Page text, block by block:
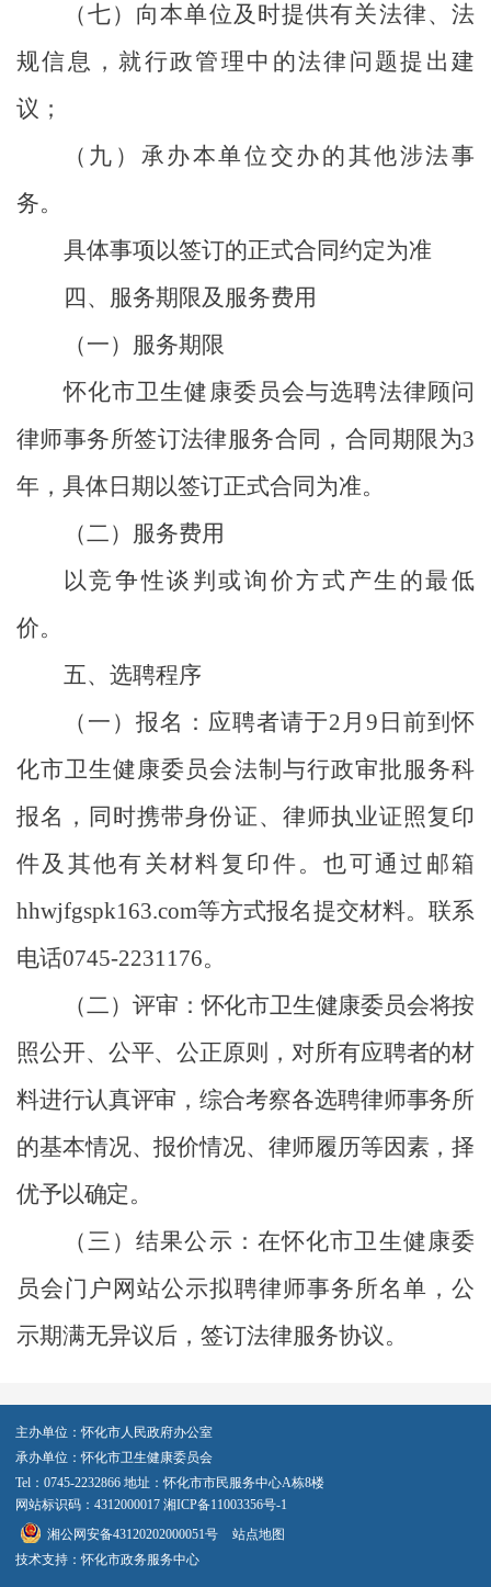
（七）向本单位及时提供有关法律、法
规信息，就行政管理中的法律问题提出建
议；
（九）承办本单位交办的其他涉法事
务。
具体事项以签订的正式合同约定为准
四、服务期限及服务费用
（一）服务期限
怀化市卫生健康委员会与选聘法律顾问
律师事务所签订法律服务合同，合同期限为3
年，具体日期以签订正式合同为准。
（二）服务费用
以竞争性谈判或询价方式产生的最低
价。
五、选聘程序
（一）报名： 应聘者请于2 月 9 日前到怀
化市卫生健康委员会法制与行政审批服务科
报名，同时携带身份证、律师执业证照复印
件及其他有关材料复印件。也可通过邮箱
hhwjfgspk163.com等方式报名提交材料。联系
电话0745-2231176。
（二）评审：怀化市卫生健康委员会将按
照公开、公平、公正原则，对所有应聘者的材
料进行认真评审，综合考察各选聘律师事务所
的基本情况、报价情况、律师履历等因素，择
优予以确定。
（三）结果公示： 在怀化市卫生健康委
员会门户网站公示拟聘律师事务所名单，公
示期满无异议后，签订法律服务协议。
主办单位：怀化市人民政府办公室
承办单位：怀化市卫生健康委员会
Tel：0745-2232866 地址：怀化市市民服务中心A栋8楼
网站标识码：4312000017 湘ICP备11003356号-1
湘公网安备43120202000051号
站点地图
技术支持：怀化市政务服务中心